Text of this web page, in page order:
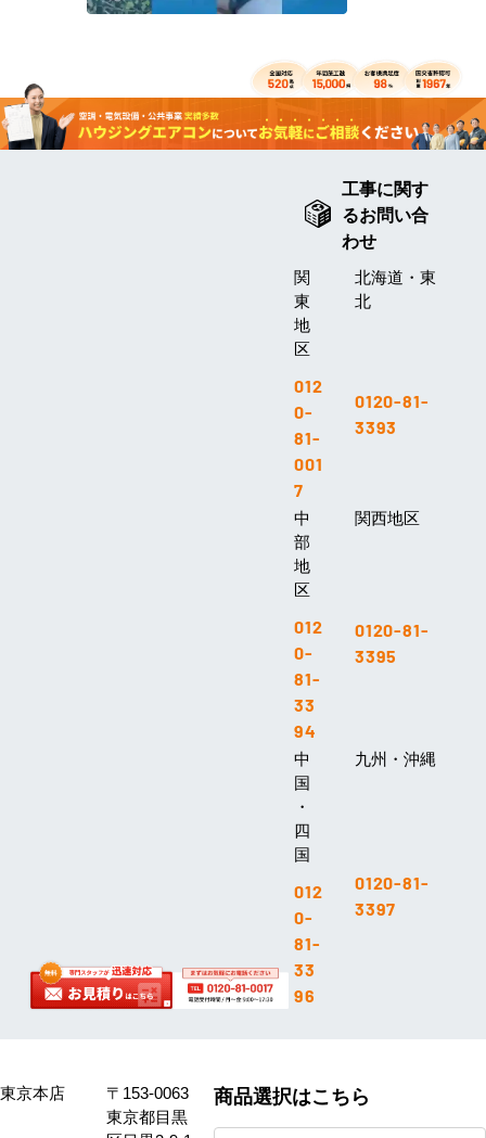
工事に関す
るお問い合
わせ
関
東
地
区
012
0-
81-
001
7
北海道・東
北
0120-81-
3393
中
部
地
区
012
0-
81-
33
94
関西地区
0120-81-
3395
中
国
・
四
国
012
0-
81-
33
96
九州・沖縄
0120-81-
3397
東京本店
〒153-0063
東京都目黒
商品選択はこちら